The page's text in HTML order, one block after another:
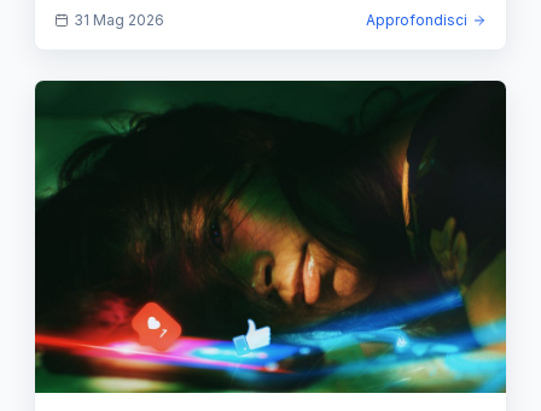
31 Mag 2026 Approfondisci